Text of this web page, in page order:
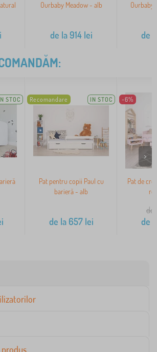
Ourbaby Meadow - alb
de la914lei
Ourbaby
de
STOC Recomandare IN STOC
Pat pentru copii Paul cu
barieră - alb
de la657lei
-6%
Pat de
de
de
>
produs